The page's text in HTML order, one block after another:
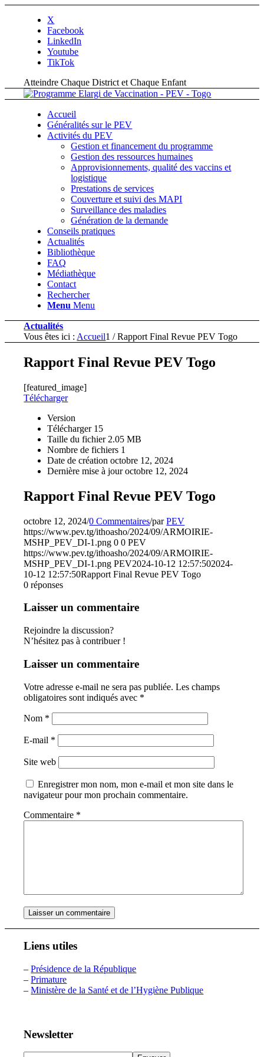
X
Facebook
LinkedIn
Youtube
TikTok
Atteindre Chaque District et Chaque Enfant
Accueil
Généralités sur le PEV
Activités du PEV
Gestion et financement du programme
Gestion des ressources humaines
Approvisionnements, qualité des vaccins et
logistique
Prestations de services
Couverture et suivi des MAPI
Surveillance des maladies
Génération de la demande
Conseils pratiques
Actualités
Bibliothèque
FAQ
Médiathèque
Contact
Rechercher
Menu Menu
Actualités
Vous êtes ici : Accueil1 / Rapport Final Revue PEV Togo
Rapport Final Revue PEV Togo
[featured_image]
Télécharger
Version
Télécharger 15
Taille du fichier 2.05 MB
Nombre de fichiers 1
Date de créationoctobre 12, 2024
Dernière mise à jouroctobre 12, 2024
Rapport Final Revue PEV Togo
octobre 12, 2024/0 Commentaires/parPEV
https://www.pev.tg/ithoasho/2024/09/ARMOIRIE-
MSHP_PEV_DI-1.png 0 0 PEV
https://www.pev.tg/ithoasho/2024/09/ARMOIRIE-
MSHP_PEV_DI-1.png PEV2024-10-12 12:57:502024-
10-12 12:57:50Rapport Final Revue PEV Togo
0 réponses
Laisser un commentaire
Rejoindre la discussion?
N’hésitez pas à contribuer !
Laisser un commentaire
Votre adresse e-mail ne sera pas publiée. Les champs
obligatoires sont indiqués avec *
Nom *
E-mail *
Site web
Enregistrer mon nom, mon e-mail et mon site dans le
navigateur pour mon prochain commentaire.
Commentaire *
Liens utiles
–Présidence de la République
–Primature
–Ministère de la Santé et de l’Hygiène Publique
Newsletter